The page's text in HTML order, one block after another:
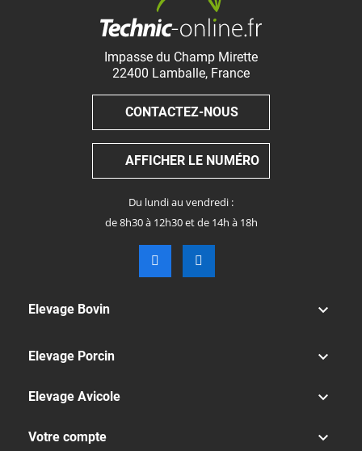
Impasse du Champ Mirette
22400 Lamballe, France
CONTACTEZ-NOUS
AFFICHER LE NUMÉRO
Du lundi au vendredi :
de 8h30 à 12h30 et de 14h à 18h
Elevage Bovin 
Elevage Porcin 
Elevage Avicole 
Votre compte 